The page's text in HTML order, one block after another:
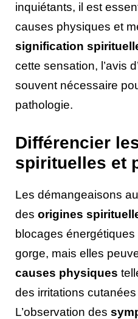
inquiétants, il est
causes physiques et
signification
cette sensation, l’avis
souvent nécessaire
pathologie.
Différencier
spirituelles et
Les démangeaisons
des origines
blocages
gorge, mais elles
causes physiques
des irritations
L’observation des